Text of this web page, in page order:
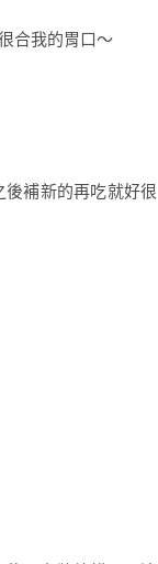
合我的胃口～
後補新的再吃就好很